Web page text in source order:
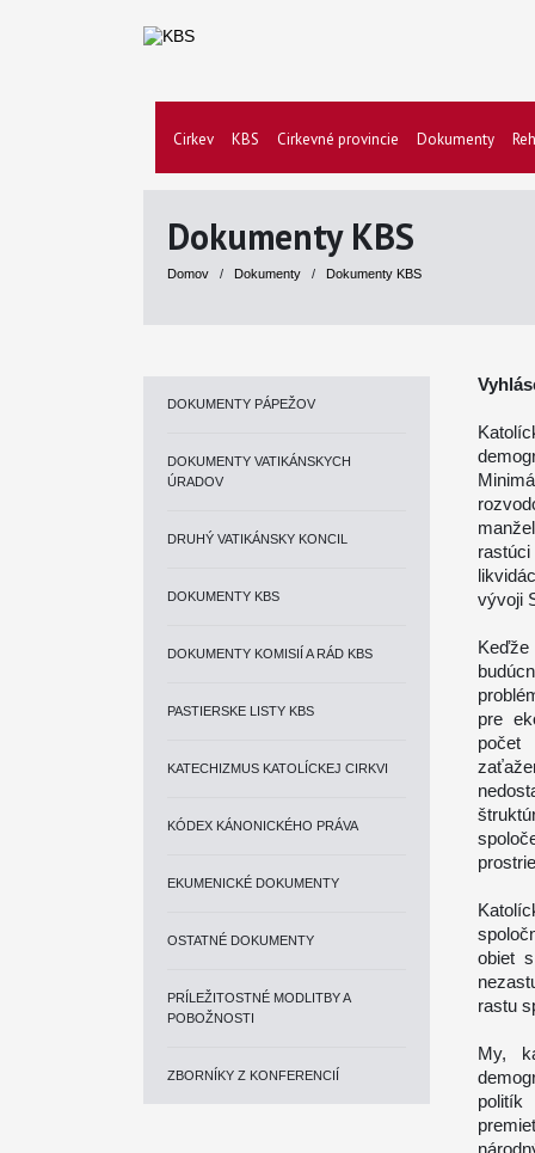
Cirkev KBS Cirkevné provincie Dokumenty
Dokumenty KBS
Domov / Dokumenty / Dokumenty KBS
DOKUMENTY PÁPEŽOV
DOKUMENTY VATIKÁNSKYCH
ÚRADOV
DRUHÝ VATIKÁNSKY KONCIL
DOKUMENTY KBS
DOKUMENTY KOMISIÍ A RÁD KBS
PASTIERSKE LISTY KBS
KATECHIZMUS KATOLÍCKEJ CIRKVI
KÓDEX KÁNONICKÉHO PRÁVA
EKUMENICKÉ DOKUMENTY
OSTATNÉ DOKUMENTY
PRÍLEŽITOSTNÉ MODLITBY A
POBOŽNOSTI
ZBORNÍKY Z KONFERENCIÍ
vývoji
pre
počet
obiet
rastu
My,